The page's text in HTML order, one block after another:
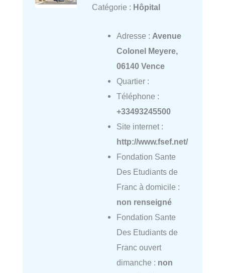
Catégorie : Hôpital
Adresse : Avenue
Colonel Meyere,
06140 Vence
Quartier :
Téléphone :
+33493245500
Site internet :
http://www.fsef.net/
Fondation Sante
Des Etudiants de
Franc à domicile :
non renseigné
Fondation Sante
Des Etudiants de
Franc ouvert
dimanche : non